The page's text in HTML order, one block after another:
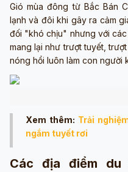
Gió mùa đông từ Bắc Bán
lạnh và đôi khi gây ra cảm
đối "khó chịu" nhưng với
mang lại như trượt tuyết,
nóng hổi luôn làm con người
Xem thêm: Trải
ngắm tuyết rơi
Các địa điểm du